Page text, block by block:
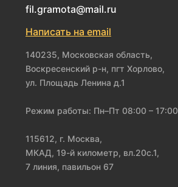
fil.gramota@mail.ru
Написать на email
140235, Московская область,
Воскресенский р-н, пгт Хорлово,
ул. Площадь Ленина д.1
Режим работы: Пн–Пт 08:00 – 17:00
115612, г. Москва,
МКАД, 19-й километр, вл.20с.1,
7 линия, павильон 67